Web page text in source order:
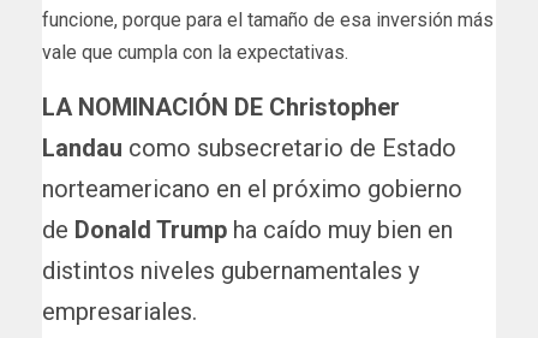
funcione, porque para el tamaño de esa inversión más
vale que cumpla con la expectativas.
LA NOMINACIÓN DE Christopher
Landau como subsecretario de Estado
norteamericano en el próximo gobierno
de Donald Trump ha caído muy bien en
distintos niveles gubernamentales y
empresariales.